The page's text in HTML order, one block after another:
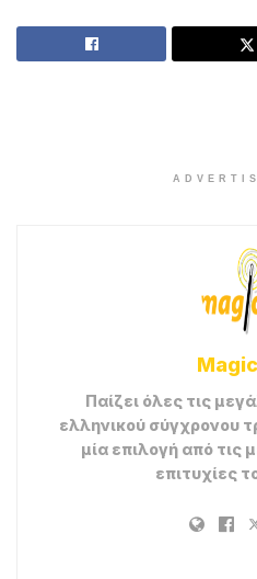
Παίζει όλες τις
ελληνικού σύγχρονου
μία επιλογή από τις
επιτυχίες